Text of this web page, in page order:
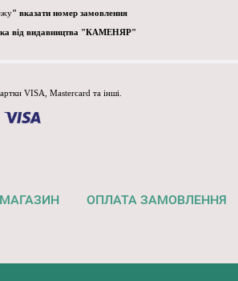
" вказати номер замовлення
від видавництва "КАМЕНЯР"
VISA, Mastercard та інші.
МАГАЗИН ОПЛАТА ЗАМОВЛЕННЯ